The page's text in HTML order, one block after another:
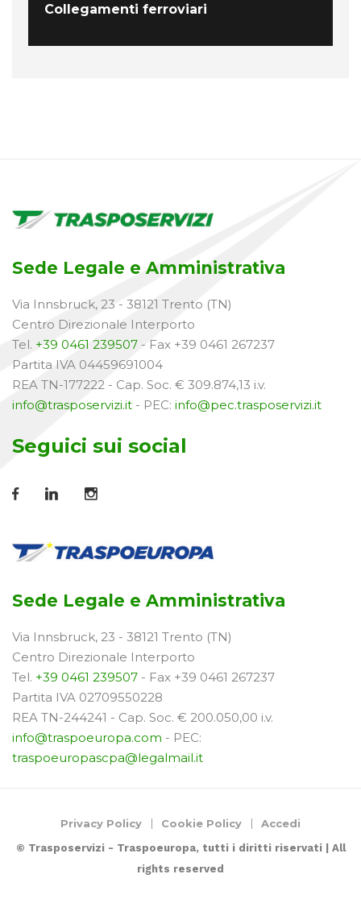
Collegamenti ferroviari
Sede Legale e Amministrativa
Via Innsbruck, 23 - 38121 Trento (TN)
Centro Direzionale Interporto
Tel. +39 0461 239507 - Fax +39 0461 267237
Partita IVA 04459691004
REA TN-177222 - Cap. Soc. € 309.874,13 i.v.
info@trasposervizi.it - PEC: info@pec.trasposervizi.it
Seguici sui social
Sede Legale e Amministrativa
Via Innsbruck, 23 - 38121 Trento (TN)
Centro Direzionale Interporto
Tel. +39 0461 239507 - Fax +39 0461 267237
Partita IVA 02709550228
REA TN-244241 - Cap. Soc. € 200.050,00 i.v.
info@traspoeuropa.com - PEC:
traspoeuropascpa@legalmail.it
Privacy Policy Cookie Policy Accedi
© Trasposervizi - Traspoeuropa, tutti i diritti riservati | All
rights reserved